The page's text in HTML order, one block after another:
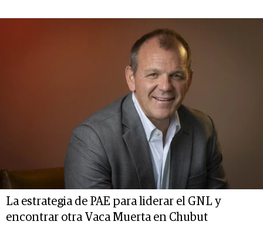
La estrategia de PAE para liderar el GNL y
encontrar otra Vaca Muerta en Chubut